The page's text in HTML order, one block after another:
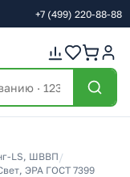
+7 (499) 220-88-88
LS, ШВВП /
ЭРА ГОСТ 7399